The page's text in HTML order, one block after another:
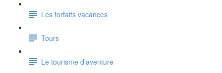
Les forfaits vacances
Tours
Le tourisme d’aventure